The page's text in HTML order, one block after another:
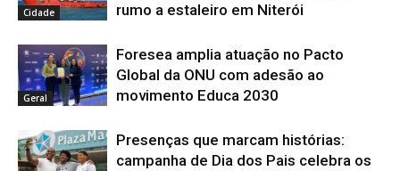
Cidade
rumo a estaleiro em Niterói
Geral
Foresea amplia atuação no Pacto
Global da ONU com adesão ao
movimento Educa 2030
Presenças que marcam histórias:
campanha de Dia dos Pais celebra os